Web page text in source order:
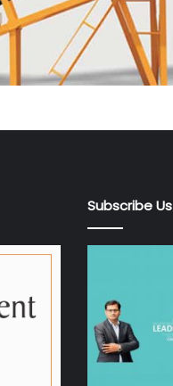
Subscribe Us